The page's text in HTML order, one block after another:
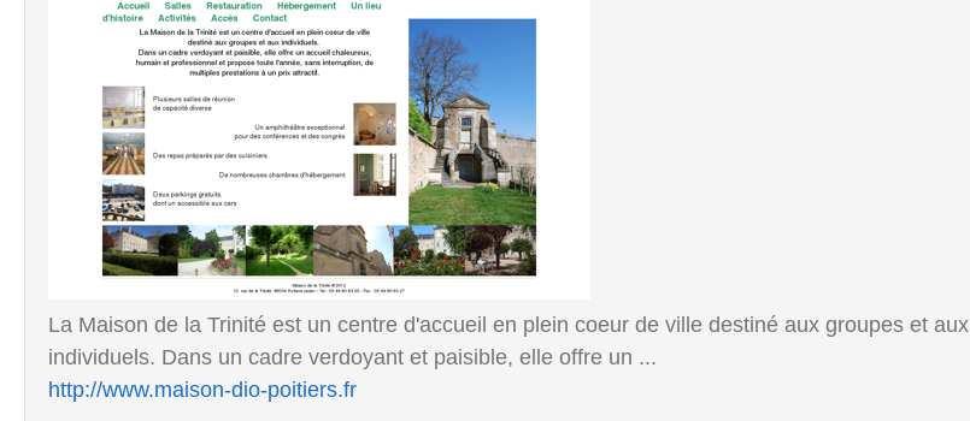
La Maison de la Trinité est un centre d'accueil en plein coeur de ville destiné aux groupes et aux
individuels. Dans un cadre verdoyant et paisible, elle offre un ...
http://www.maison-dio-poitiers.fr